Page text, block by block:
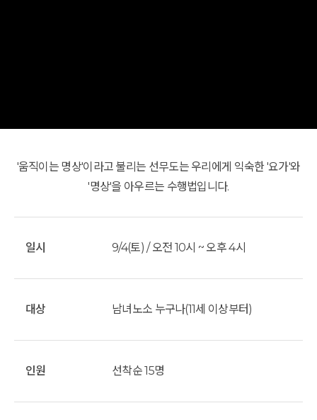
'움직이는 명상'이라고 불리는 선무도는 우리에게 익숙한 '요가'와
'명상'을 아우르는 수행법입니다.
일시 9/4(토) / 오전 10시 ~ 오후 4시
대상 남녀노소 누구나(11세 이상부터)
인원 선착순 15명